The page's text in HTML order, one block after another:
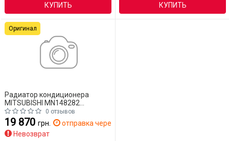
КУПИТЬ КУПИТЬ
Радиатор кондиционера
MITSUBISHI MN148282
Mitsubishi L2000 отзывов
19 870 грн.
отправка через 14 дн.
Невозврат
Оригинал